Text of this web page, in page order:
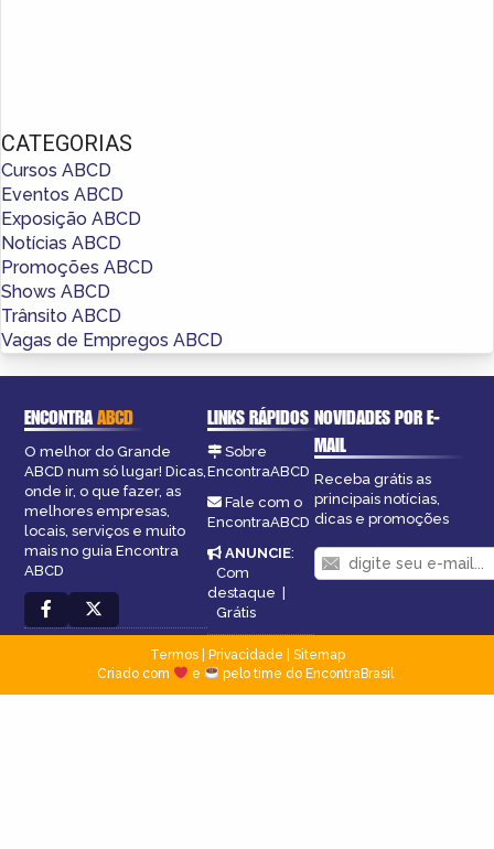
CATEGORIAS
Cursos ABCD
Eventos ABCD
Exposição ABCD
Notícias ABCD
Promoções ABCD
Shows ABCD
Trânsito ABCD
Vagas de Empregos ABCD
ENCONTRAABCD
O melhor do Grande
ABCD num só lugar! Dicas,
onde ir, o que fazer, as
melhores empresas,
locais, serviços e muito
mais no guia Encontra
ABCD
LINKS RÁPIDOS
Sobre
EncontraABCD
Fale com o
EncontraABCD
ANUNCIE:
Com
destaque
Grátis
NOVIDADES POR E-
MAIL
Receba grátis as
principais notícias,
dicas e promoções
Termos| Privacidade
Sitemap
Criado com
e pelo time do EncontraBrasil